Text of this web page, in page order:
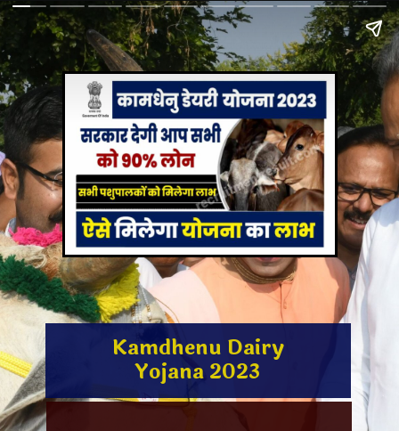
Kamdhenu Dairy
Yojana 2023